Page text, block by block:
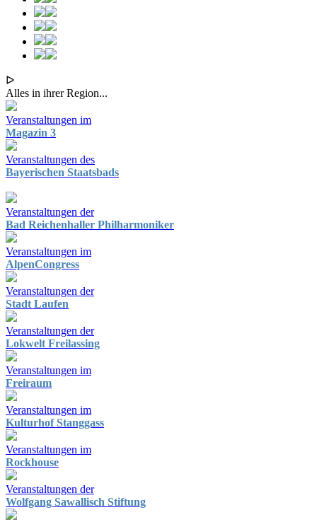
ᐅ
Alles in ihrer Region...
Veranstaltungen im
Magazin 3
Veranstaltungen des
Bayerischen Staatsbads
Veranstaltungen der
Bad Reichenhaller Philharmoniker
Veranstaltungen im
AlpenCongress
Veranstaltungen der
Stadt Laufen
Veranstaltungen der
Lokwelt Freilassing
Veranstaltungen im
Freiraum
Veranstaltungen im
Kulturhof Stanggass
Veranstaltungen im
Rockhouse
Veranstaltungen der
Wolfgang Sawallisch Stiftung